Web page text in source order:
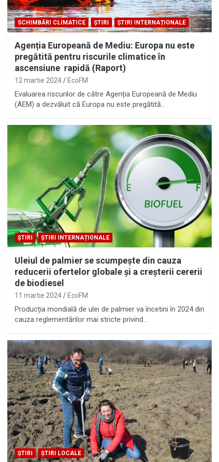
SCHIMBĂRI CLIMATICE ȘTIRI ȘTIRI INTERNAȚIONALE
Agenția Europeană de Mediu: Europa nu este
pregătită pentru riscurile climatice în
ascensiune rapidă (Raport)
12 martie 2024 EcoFM
Evaluarea riscurilor de către Agenția Europeană de Mediu
(AEM) a dezvăluit că Europa nu este pregătită…
ȘTIRI ȘTIRI INTERNAȚIONALE
Uleiul de palmier se scumpește din cauza
reducerii ofertelor globale și a creșterii cererii
de biodiesel
11 martie 2024 EcoFM
Producția mondială de ulei de palmier va încetini în 2024 din
cauza reglementărilor mai stricte privind…
ȘTIRI ȘTIRI LOCALE